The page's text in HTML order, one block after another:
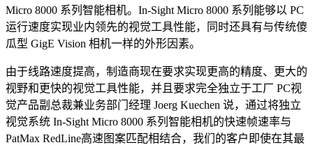
Micro 8000 系列智能相机。In-Sight Micro 8000 系列能够以 PC
运行速度实现业内领先的视觉工具性能，同时还具有与传统傻
瓜型 GigE Vision 相机一样的外形因素。
由于线路速度提高，制造商现在要求实现更高的精度、更大的
视野和更快的视觉工具性能，并且要求完全独立于工厂 PC视
觉产品副总裁兼业务部门经理 Joerg Kuechen 说，通过将独立
视觉系统 In-Sight Micro 8000 系列智能相机的快速帧速率与
PatMax RedLine高速图案匹配相结合，我们的客户即使在其最